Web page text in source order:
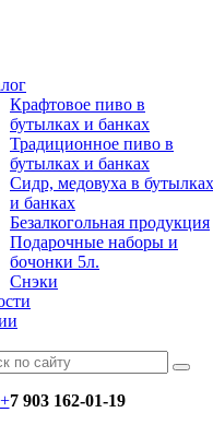
Крафтовое пиво в
бутылках и банках
Традиционное пиво в
бутылках и банках
Сидр, медовуха в бутылках
и банках
Безалкогольная продукция
Подарочные наборы и
бочонки 5л.
Снэки
+7 903 162-01-19